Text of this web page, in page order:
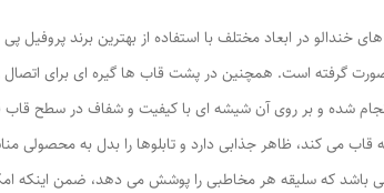
خندالو در ابعاد مختلف با استفاده از بهترین برند
گرفته است. همچنین در پشت قاب ها گیره ای برای
شده و بر روی آن شیشه ای با کیفیت و شفاف در سطح قاب
قاب می کند، ظاهر جذابی دارد و تابلوها را بدل به محصولی
باشد که سلیقه هر مخاطبی را پوشش می دهد، ضمن اینکه